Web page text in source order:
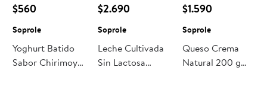
$560
Soprole
Yoghurt Batido
Sabor Chirimoya
$2.690
Soprole
Leche Cultivada
Sin Lactosa
$1.590
Soprole
Queso Crema
Natural 200 g